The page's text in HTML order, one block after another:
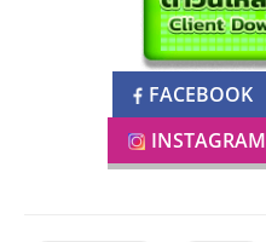
FACEBOOK
INSTAGRAM